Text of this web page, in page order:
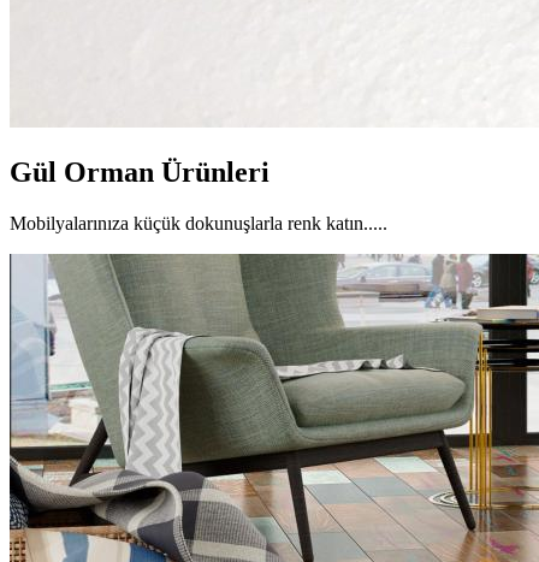
Gül Orman Ürünleri
Mobilyalarınıza küçük dokunuşlarla renk katın.....